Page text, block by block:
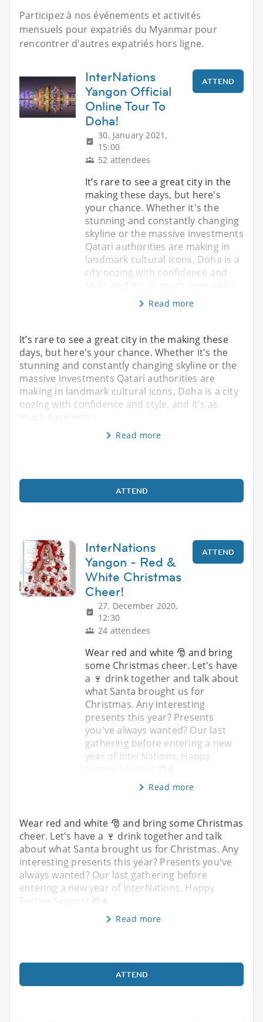
Participez à nos événements et activités
mensuels pour expatriés du Myanmar pour
rencontrer d'autres expatriés hors ligne.
InterNations
Yangon Official
Online Tour To
Doha!
30. January 2021,
15:00
52 attendees
ATTEND
It’s rare to see a great city in the
making these days, but here's
your chance. Whether it's the
stunning and constantly changing
skyline or the massive investments
Qatari authorities are making in
landmark cultural icons, Doha is a
city oozing with confidence and
Read more
It’s rare to see a great city in the making these
days, but here's your chance. Whether it's the
stunning and constantly changing skyline or the
massive investments Qatari authorities are
making in landmark cultural icons, Doha is a city
oozing with confidence and style, and it's as
Read more
ATTEND
InterNations
Yangon - Red &
White Christmas
Cheer!
27. December 2020,
12:30
24 attendees
ATTEND
Wear red and white 🎅 and bring
some Christmas cheer. Let's have
a 🍷 drink together and talk about
what Santa brought us for
Christmas. Any interesting
presents this year? Presents
you've always wanted? Our last
gathering before entering a new
year of InterNations. Happy
Read more
Wear red and white 🎅 and bring some Christmas
cheer. Let's have a 🍷 drink together and talk
about what Santa brought us for Christmas. Any
interesting presents this year? Presents you've
always wanted? Our last gathering before
entering a new year of InterNations. Happy
Festive Season! 🎁🎄
Read more
ATTEND